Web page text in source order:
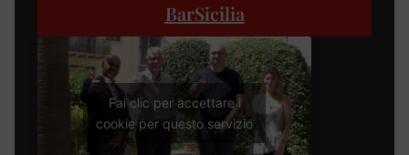
BarSicilia
Fai clic per accettare i
cookie per questo servizio